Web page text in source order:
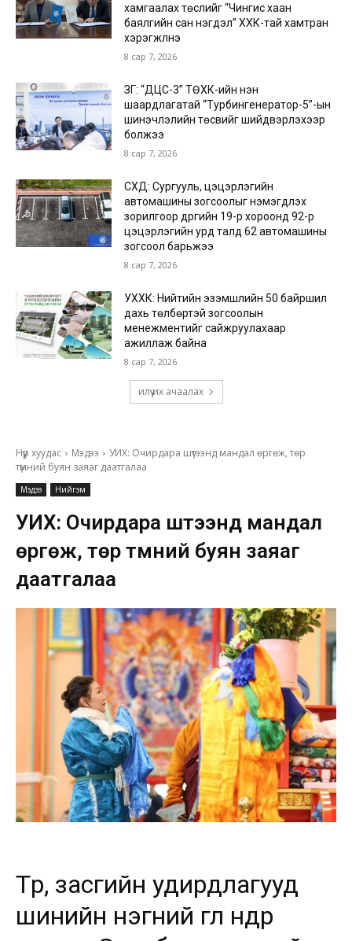
хамгаалах төслийг “Чингис хаан
баялгийн сан нэгдэл” ХХК-тай хамтран
хэрэгжүүлнэ
8 сар 7, 2026
ЗГ: “ДЦС-3” ТӨХК-ийн нэн
шаардлагатай “Турбингенератор-5”-ын
шинэчлэлийн төсвийг шийдвэрлэхээр
болжээ
8 сар 7, 2026
СХД: Сургууль, цэцэрлэгийн
автомашины зогсоолыг нэмэгдүүлэх
зорилгоор дүүргийн 19-р хороонд 92-р
цэцэрлэгийн урд талд 62 автомашины
зогсоол барьжээ
8 сар 7, 2026
УХХК: Нийтийн эзэмшлийн 50 байршил
дахь төлбөртэй зогсоолын
менежментийг сайжруулахаар
ажиллаж байна
8 сар 7, 2026
илүү их ачаалах